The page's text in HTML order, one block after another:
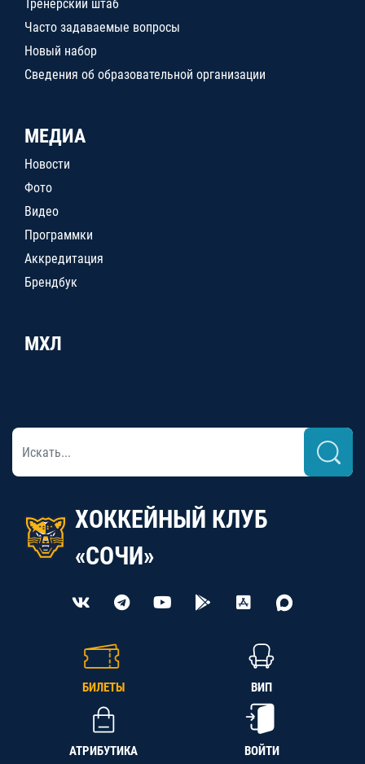
Тренерский штаб
Часто задаваемые вопросы
Новый набор
Сведения об образовательной организации
МЕДИА
Новости
Фото
Видео
Программки
Аккредитация
Брендбук
МХЛ
ХОККЕЙНЫЙ КЛУБ
«СОЧИ»
БИЛЕТЫ ВИП
АТРИБУТИКА ВОЙТИ